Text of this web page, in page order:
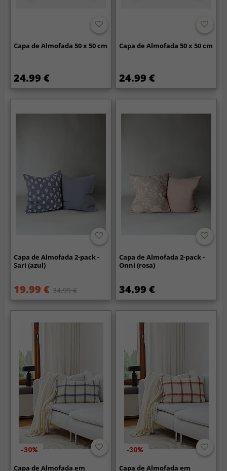
Capa de Almofada 50 x 50 cm
24.99 €
Capa de Almofada 50 x 50 cm
24.99 €
Capa de Almofada 2-pack -
Sari (azul)
19.99 € 34.99 €
Capa de Almofada 2-pack -
Onni (rosa)
34.99 €
-30%
Capa de Almofada em
-30%
Capa de Almofada em